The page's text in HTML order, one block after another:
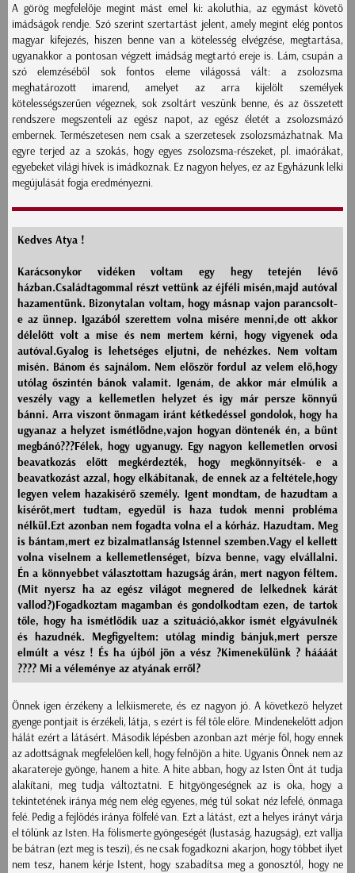
A görög megfelelője megint mást emel ki: akoluthia, az egymást követő
imádságok rendje. Szó szerint szertartást jelent, amely megint elég pontos
magyar kifejezés, hiszen benne van a kötelesség elvégzése, megtartása,
ugyanakkor a pontosan végzett imádság megtartó ereje is. Lám, csupán a
szó elemzéséből sok fontos eleme világossá vált: a zsolozsma
meghatározott imarend, amelyet az arra kijelölt személyek
kötelességszerűen végeznek, sok zsoltárt veszünk benne, és az összetett
rendszere megszenteli az egész napot, az egész életét a zsolozsmázó
embernek. Természetesen nem csak a szerzetesek zsolozsmázhatnak. Ma
egyre terjed az a szokás, hogy egyes zsolozsma-részeket, pl. imaórákat,
egyebeket világi hívek is imádkoznak. Ez nagyon helyes, ez az Egyházunk lelki
megújulását fogja eredményezni.
Kedves Atya !
Karácsonykor vidéken voltam egy hegy tetején lévő
házban.Családtagommal részt vettünk az éjféli misén,majd autóval
hazamentünk. Bizonytalan voltam, hogy másnap vajon parancsolt-
e az ünnep. Igazából szerettem volna misére menni,de ott akkor
délelőtt volt a mise és nem mertem kérni, hogy vigyenek oda
autóval.Gyalog is lehetséges eljutni, de nehézkes. Nem voltam
misén. Bánom és sajnálom. Nem először fordul az velem elő,hogy
utólag őszintén bánok valamit. Igenám, de akkor már elmúlik a
veszély vagy a kellemetlen helyzet és igy már persze könnyű
bánni. Arra viszont önmagam iránt kétkedéssel gondolok, hogy ha
ugyanaz a helyzet ismétlődne,vajon hogyan döntenék én, a bűnt
megbánó???Félek, hogy ugyanugy. Egy nagyon kellemetlen orvosi
beavatkozás előtt megkérdezték, hogy megkönnyítsék- e a
beavatkozást azzal, hogy elkábítanak, de ennek az a feltétele,hogy
legyen velem hazakisérő személy. Igent mondtam, de hazudtam a
kisérőt,mert tudtam, egyedül is haza tudok menni probléma
nélkül.Ezt azonban nem fogadta volna el a kórház. Hazudtam. Meg
is bántam,mert ez bizalmatlanság Istennel szemben.Vagy el kellett
volna viselnem a kellemetlenséget, bízva benne, vagy elvállalni.
Én a könnyebbet választottam hazugság árán, mert nagyon féltem.
(Mit nyersz ha az egész világot megnered de lelkednek kárát
vallod?)Fogadkoztam magamban és gondolkodtam ezen, de tartok
tőle, hogy ha ismétlődik uaz a szituáció,akkor ismét elgyávulnék
és hazudnék. Megfigyeltem: utólag mindig bánjuk,mert persze
elmúlt a vész ! És ha újból jön a vész ?Kimenekülünk ? háááát
???? Mi a véleménye az atyának erről?
Önnek igen érzékeny a lelkiismerete, és ez nagyon jó. A következő helyzet
gyenge pontjait is érzékeli, látja, s ezért is fél tőle előre. Mindenekelőtt adjon
hálát ezért a látásért. Második lépésben azonban azt mérje föl, hogy ennek
az adottságnak megfelelően kell, hogy felnőjön a hite. Ugyanis Önnek nem az
akaratereje gyönge, hanem a hite. A hite abban, hogy az Isten Önt át tudja
alakítani, meg tudja változtatni. E hitgyöngeségnek az is oka, hogy a
tekintetének iránya még nem elég egyenes, még túl sokat néz lefelé, önmaga
felé. Pedig a fejlődés iránya fölfelé van. Ezt a látást, ezt a helyes irányt várja
el tőlünk az Isten. Ha fölismerte gyöngeségét (lustaság, hazugság), ezt vallja
be bátran (ezt meg is teszi), és ne csak fogadkozni akarjon, hogy többet ilyet
nem tesz, hanem kérje Istent, hogy szabadítsa meg a gonosztól, hogy ne